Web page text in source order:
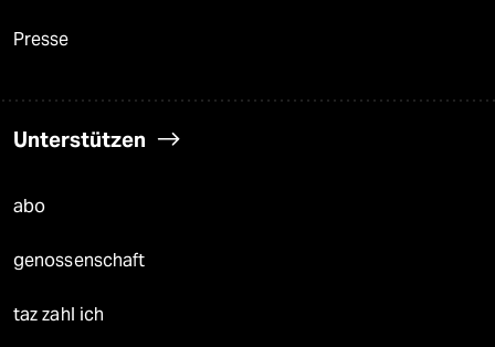
Presse
Unterstützen
abo
genossenschaft
taz zahl ich